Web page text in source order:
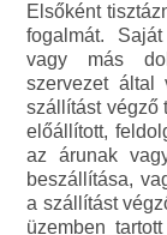
Elsőként
fogalmát.
vagy más
szervezet által
szállítást végző
előállított,
az árunak
beszállítása,
a szállítást
üzemben